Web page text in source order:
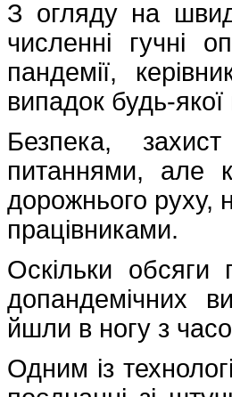
З огляду на
численні гучні
пандемії,
випадок будь-якої
Безпека,
питаннями, але
дорожнього руху,
працівниками.
Оскільки обсяги
допандемічних
йшли в ногу з
Одним із